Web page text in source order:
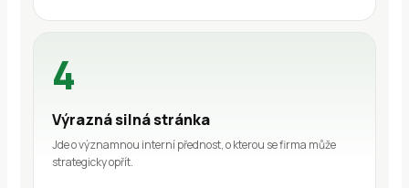
4
Výrazná silná stránka
Jde o významnou interní přednost, o kterou se firma může
strategicky opřít.